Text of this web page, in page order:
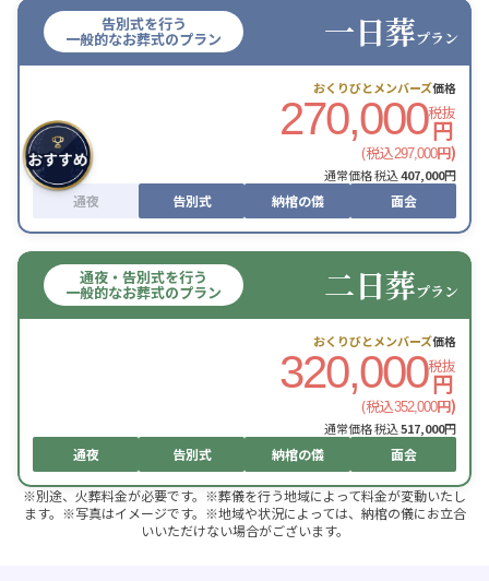
告別式を行う
一般的なお葬式のプラン 一日葬プラン
おくりびとメンバーズ価格
270,000税抜
円
(税込297,000円)
通常価格 税込407,000円
通夜 告別式 納棺の儀 面会
通夜・告別式を行う
一般的なお葬式のプラン 二日葬プラン
おくりびとメンバーズ価格
320,000税抜
円
(税込352,000円)
通常価格 税込517,000円
通夜 告別式 納棺の儀 面会
※別途、火葬料金が必要です。※葬儀を行う地域によって料金が変動いたし
ます。※写真はイメージです。※地域や状況によっては、納棺の儀にお立合
いいただけない場合がございます。